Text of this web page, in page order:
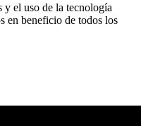
y el uso de la tecnología
en beneficio de todos los